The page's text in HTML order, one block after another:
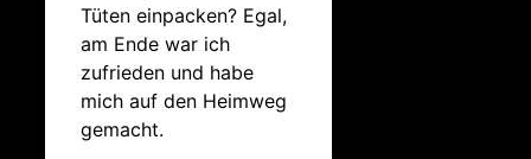
Tüten einpacken? Egal,
am Ende war ich
zufrieden und habe
mich auf den Heimweg
gemacht.